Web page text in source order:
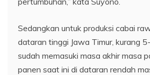
Sedangkan untuk produksi cabai
dataran tinggi Jawa Timur, kurang
sudah memasuki masa akhir masa
panen saat ini di dataran rendah